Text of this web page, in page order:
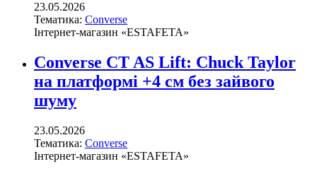
23.05.2026
Тематика: Converse
Інтернет-магазин «ESTAFETA»
Converse CT AS Lift: Chuck Taylor
на платформі +4 см без зайвого
шуму
23.05.2026
Тематика: Converse
Інтернет-магазин «ESTAFETA»